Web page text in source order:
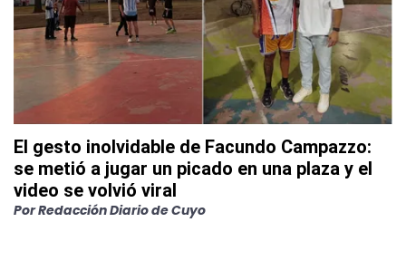
El gesto inolvidable de Facundo Campazzo:
se metió a jugar un picado en una plaza y el
video se volvió viral
PorRedacción Diario de Cuyo